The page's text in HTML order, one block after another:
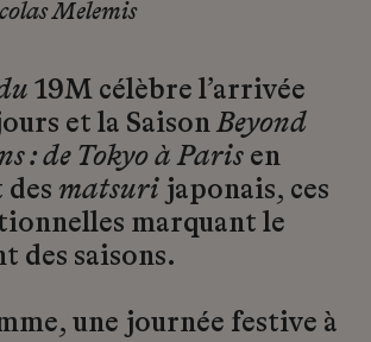
Melemis
19M célèbre l’arrivée
et la SaisonBeyond
: de Tokyo à Paris en
des matsuri japonais, ces
marquant le
des saisons.
une journée festive à